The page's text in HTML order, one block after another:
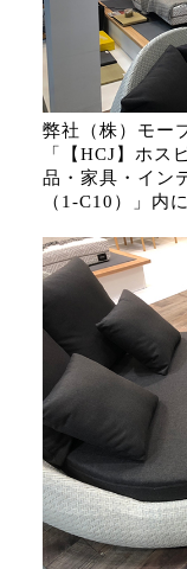
弊社（株）モー
「【HCJ】ホス
品・家具・イン
（1-C10）」内